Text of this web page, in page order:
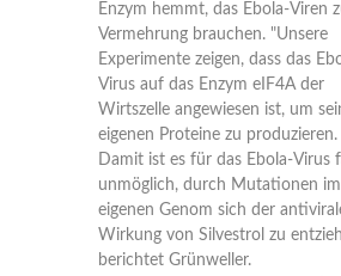
Enzym hemmt, das Ebola-Viren
Vermehrung brauchen. "Unsere
Experimente zeigen, dass das
Virus auf das Enzym eIF4A der
Wirtszelle angewiesen ist, um
eigenen Proteine zu produzieren.
Damit ist es für das Ebola-Virus
unmöglich, durch Mutationen im
eigenen Genom sich der
Wirkung von Silvestrol zu
berichtet Grünweller.